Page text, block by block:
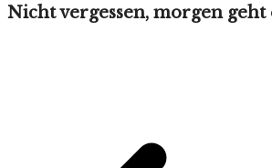
Nicht vergessen, morgen geht